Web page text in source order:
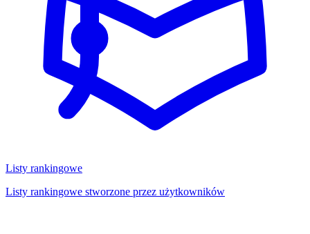
Listy rankingowe
Listy rankingowe stworzone przez użytkowników